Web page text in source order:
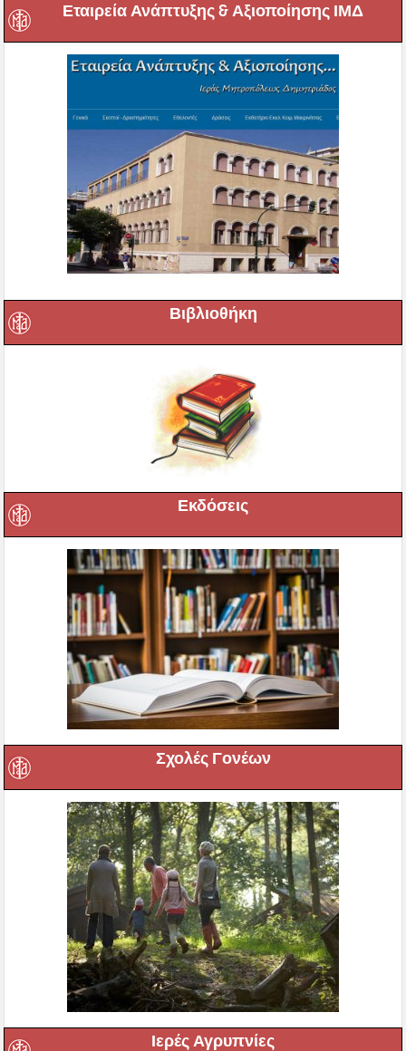
Εταιρεία Ανάπτυξης & Αξιοποίησης ΙΜΔ
Βιβλιοθήκη
Εκδόσεις
Σχολές Γονέων
Ιερές Αγρυπνίες